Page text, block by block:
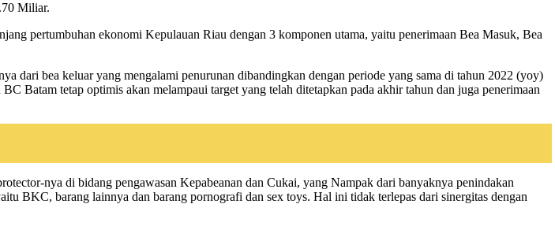
Miliar.
pertumbuhan ekonomi Kepulauan Riau dengan 3 komponen utama, yaitu penerimaan Bea Masuk, Bea
dari bea keluar yang mengalami penurunan dibandingkan dengan periode yang sama di tahun 2022 (yoy)
Batam tetap optimis akan melampaui target yang telah ditetapkan pada akhir tahun dan juga penerimaan
nya di bidang pengawasan Kepabeanan dan Cukai, yang Nampak dari banyaknya penindakan
BKC, barang lainnya dan barang pornografi dan sex toys. Hal ini tidak terlepas dari sinergitas dengan